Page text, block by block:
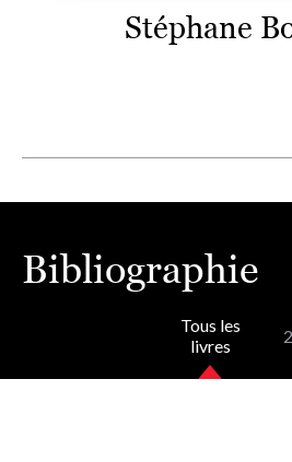
Stéphane
Bibliographie
Tous les
livres